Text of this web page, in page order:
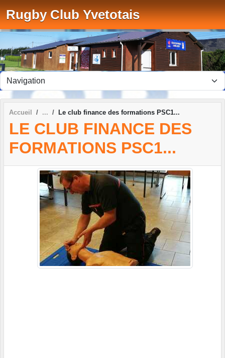
Rugby Club Yvetotais
Accueil Le club finance des formations PSC1...
LE CLUB FINANCE DES
FORMATIONS PSC1...